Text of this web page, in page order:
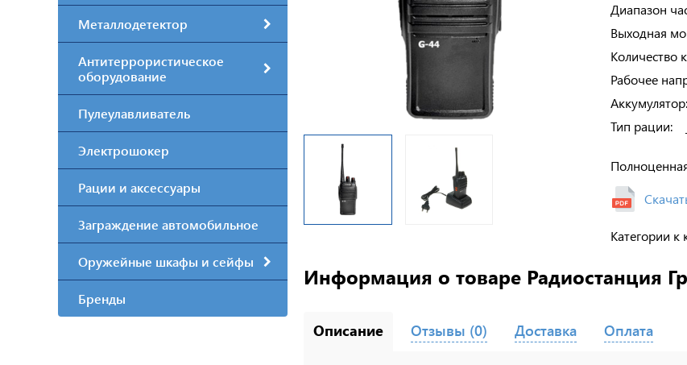
Металлодетектор
Антитеррористическое
оборудование
Пулеулавливатель
Электрошокер
Рации и аксессуары
Заграждение автомобильное
Оружейные шкафы и сейфы
Бренды
Диапазон
Выходная
Количество
Рабочее
Аккумулятор:
Тип рации:
Категории
Информация о товаре Радиостанция
Описание Отзывы (0) Доставка Оплата